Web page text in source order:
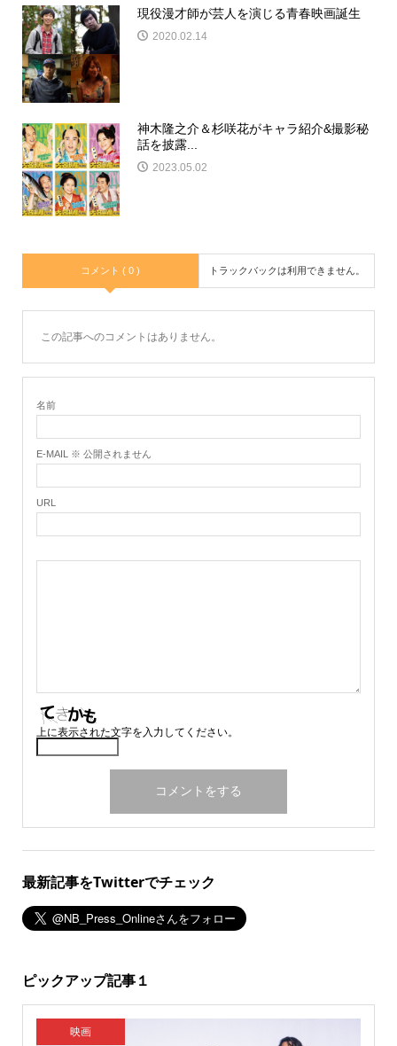
現役漫才師が芸人を演じる青春映画誕生
2020.02.14
神木隆之介＆杉咲花がキャラ紹介&撮影秘
話を披露...
2023.05.02
コメント ( 0 ) トラックバックは利用できません。
この記事へのコメントはありません。
名前
E-MAIL ※ 公開されません
URL
上に表示された文字を入力してください。
最新記事をTwitterでチェック
ピックアップ記事１
映画